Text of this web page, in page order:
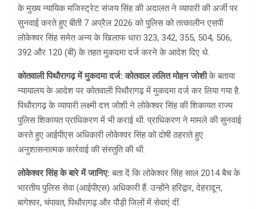
के मुख्य न्यायिक मजिस्ट्रेट संजय सिंह की अदालत ने व्यापारी की अर्जी पर
सुनवाई करते हुए बीती 7 अप्रैल 2026 को पुलिस को तत्कालीन एसपी
लोकेश्वर सिंह समेत अन्य के खिलाफ धारा 323, 342, 355, 504, 506,
392 और 120 (बी) के तहत मुकदमा दर्ज करने के आदेश दिए थे.
कोतवाली पिथौरागढ़ में मुकदमा दर्ज: कोतवाल ललित मोहन जोशीके बताया
न्यायालय के आदेश पर कोतवाली पिथौरागढ़ में मुकदमा दर्ज कर लिया गया है.
पिथौरागढ़ के व्यापारी लक्ष्मी दत्त जोशी ने लोकेश्वर सिंह की शिकायत राज्य
पुलिस शिकायत प्राधिकरण में भी कराई थी. प्राधिकरण ने मामले की सुनवाई
करते हुए आईपीएस अधिकारी लोकेश्वर सिंह को दोषी ठहराते हुए
अनुशासनात्मक कार्रवाई की संस्तुति की थी.
लोकेश्वर सिंह के बारे में जानिए:बता दें कि लोकेश्वर सिंह साल 2014 बैच के
भारतीय पुलिस सेवा (आईपीएस) अधिकारी हैं. उन्होंने हरिद्वार, देहरादून,
बागेश्वर, चंपावत, पिथौरागढ़ और पौड़ी जिलों में सेवाएं दीं.